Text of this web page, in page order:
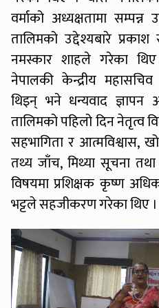
वर्माको अध्यक्षतामा
तालिमको उद्देश्यबारे
नमस्कार शाहले गरेका
नेपालकी केन्द्रीय
थिइन् भने धन्यवाद ज्ञापन
तालिमको पहिलो दिन नेतृत्व
सहभागिता र आत्मविश्वास,
तथ्य जाँच, मिथ्या सूचना तथा
विषयमा प्रशिक्षक कृष्ण
भट्टले सहजीकरण गरेका थिए ।